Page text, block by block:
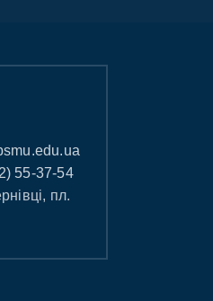
55-37-54
пл.